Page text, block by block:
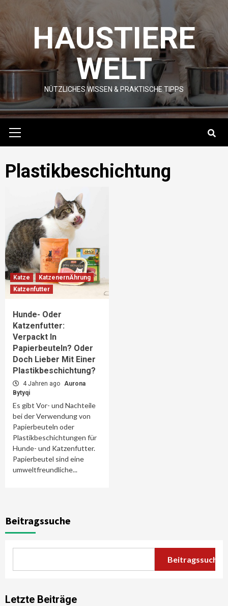
content HAUSTIERE
WELT
NÜTZLICHES WISSEN & PRAKTISCHE TIPPS
Menu
Plastikbeschichtung
Katze
KatzenernÄhrung
Katzenfutter
Hunde- Oder
Katzenfutter:
Verpackt In
Papierbeuteln? Oder
Doch Lieber Mit Einer
Plastikbeschichtung?
4 Jahren ago Aurona
Bytyqi
Es gibt Vor- und Nachteile
bei der Verwendung von
Papierbeuteln oder
Plastikbeschichtungen für
Hunde- und Katzenfutter.
Papierbeutel sind eine
umweltfreundliche...
Beitragssuche
Beitragssuche
Letzte Beiträge